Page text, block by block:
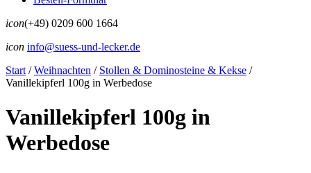
icon(+49) 0209 600 1664
icon info@suess-und-lecker.de
Start / Weihnachten / Stollen & Dominosteine & Kekse /
Vanillekipferl 100g in Werbedose
Vanillekipferl 100g in
Werbedose